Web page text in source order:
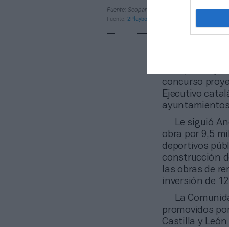
,
concurso
Ejecutivo
Le siguió
obra por 9,5
deportivos
construcción
las obras de
inversión de
La
promovidos
Castilla y